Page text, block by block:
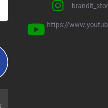
https://